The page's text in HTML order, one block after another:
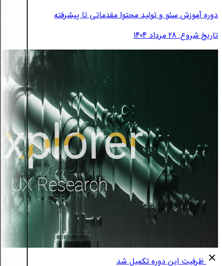
دوره آموزش سئو و تولید محتوا مقدماتی تا پیشرفته
تاریخ شروع: 28 مرداد 1404
ظرفیت این دوره تکمیل شد